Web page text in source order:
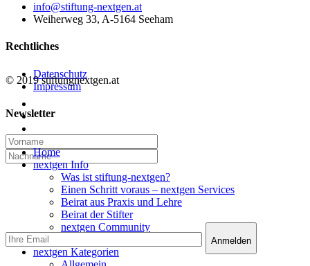
info@stiftung-nextgen.at
Weiherweg 33, A-5164 Seeham
Rechtliches
Datenschutz
Impressum
Newsletter
© 2019 stiftungnextgen.at
linkedin
Close
Menu
Home
nextgen Info
Was ist stiftung-nextgen?
Einen Schritt voraus – nextgen Services
Beirat aus Praxis und Lehre
Beirat der Stifter
nextgen Community
nextgen Services
nextgen Kategorien